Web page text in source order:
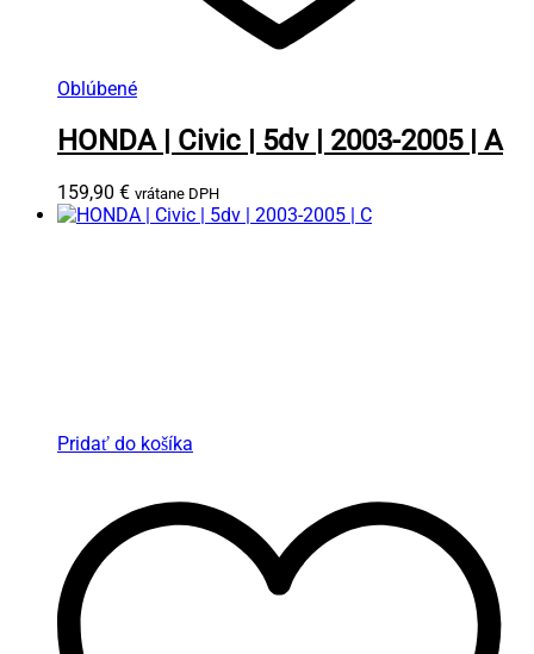
Oblúbené
HONDA | Civic | 5dv | 2003-2005 | A
159,90 € vrátane DPH
Pridať do košíka